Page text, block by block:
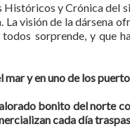
y Crónica del
La visión de la dársena
sorprende, y que
mar y en uno de los
bonito del norte
cada día